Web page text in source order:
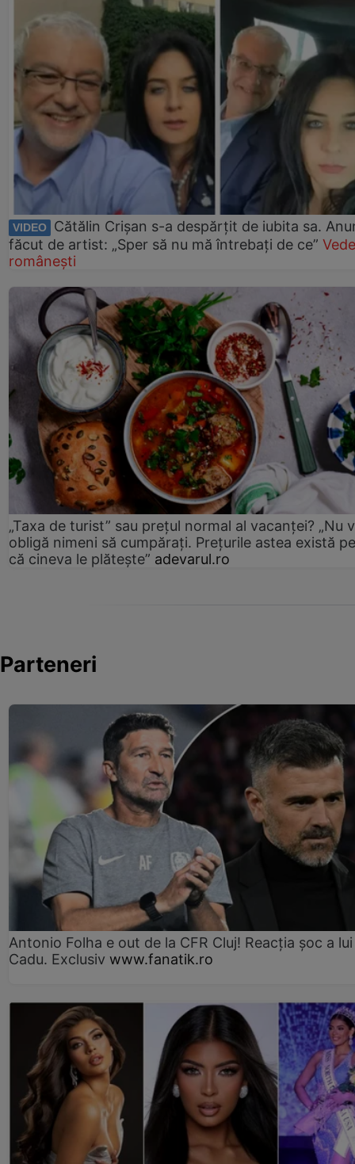
VIDEO
Cătălin Crișan s-a despărțit de iubita sa.
făcut de artist: „Sper să nu mă întrebați de ce”
românești
„Taxa de turist” sau prețul normal al vacanței? „Nu
obligă nimeni să cumpărați. Prețurile astea există
că cineva le plătește” adevarul.ro
Parteneri
Antonio Folha e out de la CFR Cluj! Reacția șoc a lui
Cadu. Exclusiv www.fanatik.ro